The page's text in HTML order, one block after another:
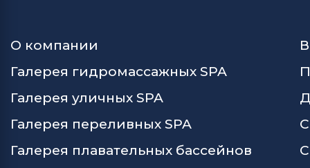
О компании
Галерея гидромассажных SPA
Галерея уличных SPA
Галерея переливных SPA
Галерея плавательных бассейнов